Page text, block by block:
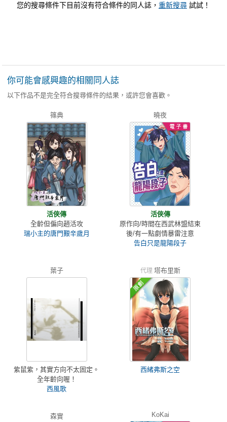
您的搜尋條件下目前沒有符合條件的同人誌， 重新搜尋 試試！
你可能會感興趣的相關同人誌
以下作品不是完全符合搜尋條件的結果，或許您會喜歡。
篠典
活俠傳
全齡但偏向趙活攻
瑞小主的唐門艱辛歲月
曉夜
活俠傳
原作向/時間在西武林盟結束
後/有一點劇情暴雷注意
告白只是龍陽段子
葉子
紫鼠紫，其實方向不太固定。
全年齡向喔！
西風歌
代理 塔布里斯
西緒弗斯之空
森實 KoKai